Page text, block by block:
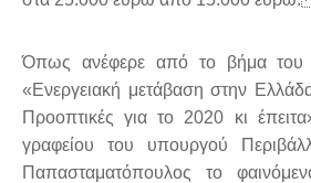
Όπως ανέφερε από το βήμα του
«Ενεργειακή μετάβαση στην
Προοπτικές για το 2020 κι
γραφείου του υπουργού
Παπασταματόπουλος το